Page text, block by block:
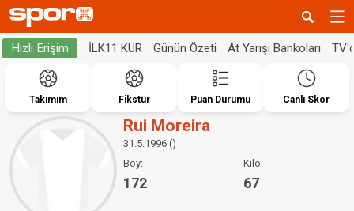
Hızlı Erişim İLK11 KUR Günün Özeti At Yarışı Bankoları
Takımım Fikstür Puan Durumu Canlı Skor
Rui Moreira
31.5.1996 ()
Boy:
172
Kilo:
67